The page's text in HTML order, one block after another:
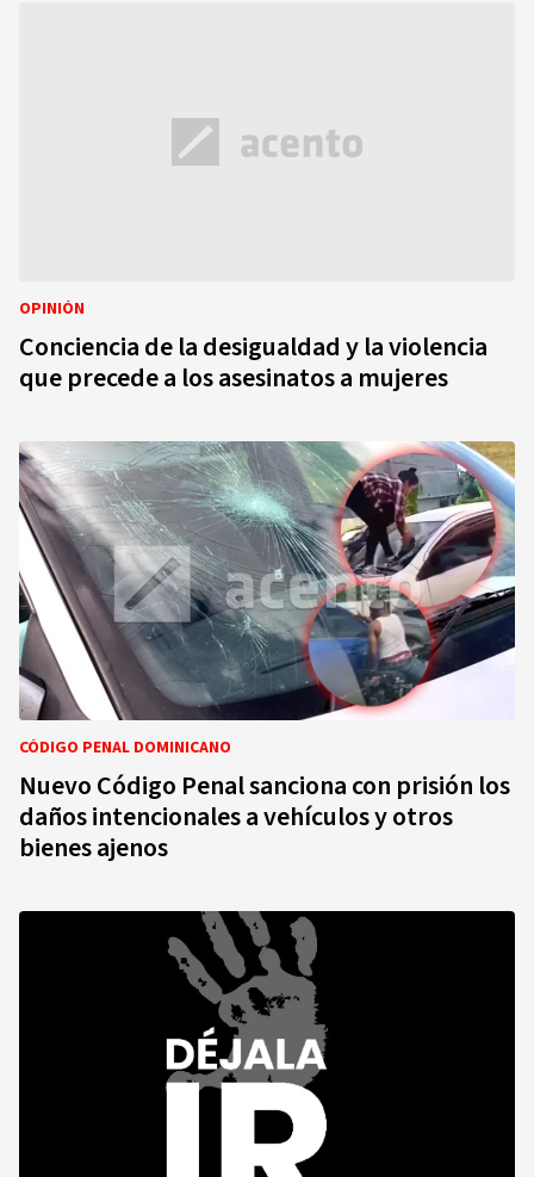
OPINIÓN
Conciencia de la desigualdad y la violencia
que precede a los asesinatos a mujeres
CÓDIGO PENAL DOMINICANO
Nuevo Código Penal sanciona con prisión los
daños intencionales a vehículos y otros
bienes ajenos